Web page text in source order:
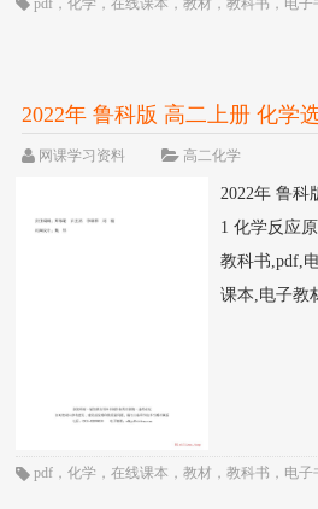
pdf ，化学 ，在线课本 ，教材 ，教科书 ， 电子
2022年 鲁科版 高二上册 化学
原理 课本 pdf 高清
网课学习资料 高二化学
2022年 鲁科
1 化学反应
教科书,pdf,
课本,电子教
pdf ，化学 ，在线课本 ，教材 ，教科书 ， 电子